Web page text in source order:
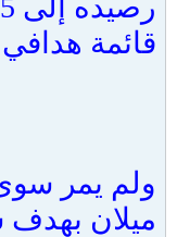
قائمة
ولم يمر
ميلان بهدف